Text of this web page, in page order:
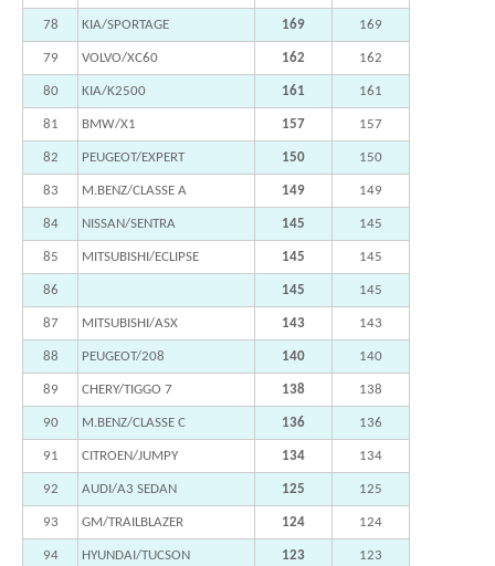
78 KIA/SPORTAGE 169 169
79 VOLVO/XC60 162 162
80 KIA/K2500 161 161
81 BMW/X1 157 157
82 PEUGEOT/EXPERT 150 150
83 M.BENZ/CLASSE A 149 149
84 NISSAN/SENTRA 145 145
85 MITSUBISHI/ECLIPSE 145 145
86 145 145
87 MITSUBISHI/ASX 143 143
88 PEUGEOT/208 140 140
89 CHERY/TIGGO 7 138 138
90 M.BENZ/CLASSE C 136 136
91 CITROEN/JUMPY 134 134
92 AUDI/A3 SEDAN 125 125
93 GM/TRAILBLAZER 124 124
94 HYUNDAI/TUCSON 123 123